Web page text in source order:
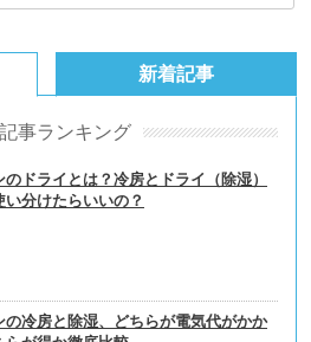
事ランキング
のドライとは？冷房とドライ（除湿）
い分けたらいいの？
の冷房と除湿、どちらが電気代がかか
新着記事